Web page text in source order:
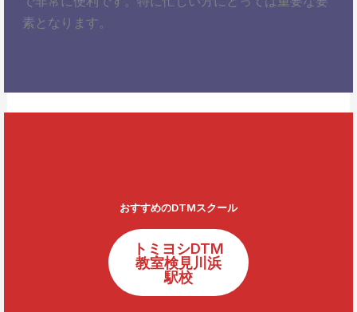
素となります。
おすすめのDTMスクール
トミヨシDTM
教室検見川浜
駅校